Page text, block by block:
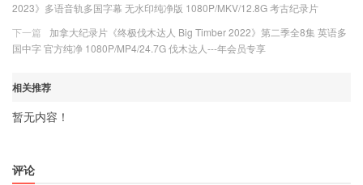
2023》多语音轨多国字幕 无水印纯净版 1080P/MKV/12.8G 考古纪录片
下一篇
加拿大纪录片《终极伐木达人 Big Timber 2022》第二季全8集 英语多
国中字 官方纯净 1080P/MP4/24.7G 伐木达人---年会员专享
相关推荐
暂无内容！
评论